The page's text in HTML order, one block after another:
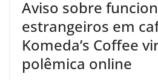
Aviso sobre
estrangeiros em
Komeda’s Coffee
polêmica online